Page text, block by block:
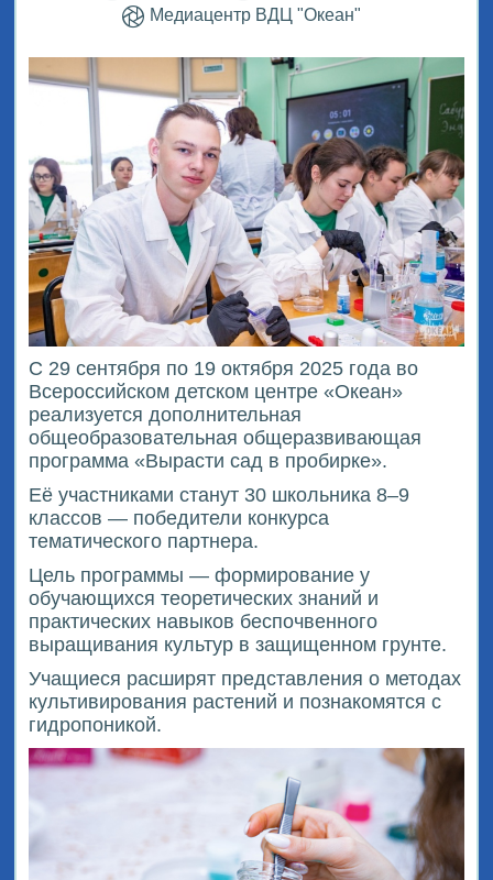
Медиацентр ВДЦ "Океан"
С 29 сентября по 19 октября 2025 года во
Всероссийском детском центре «Океан»
реализуется дополнительная
общеобразовательная общеразвивающая
программа «Вырасти сад в пробирке».
Её участниками станут 30 школьника 8–9
классов — победители конкурса
тематического партнера.
Цель программы — формирование у
обучающихся теоретических знаний и
практических навыков беспочвенного
выращивания культур в защищенном грунте.
Учащиеся расширят представления о методах
культивирования растений и познакомятся с
гидропоникой.